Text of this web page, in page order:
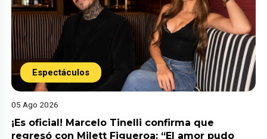
Espectáculos
05 Ago 2026
¡Es oficial! Marcelo Tinelli confirma que
regresó con Milett Figueroa: “El amor pudo